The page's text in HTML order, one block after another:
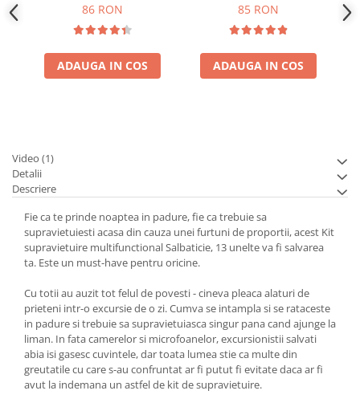
86 RON
ADAUGA IN COS
85 RON
ADAUGA IN COS
Video (1)
Detalii
Descriere
Fie ca te prinde noaptea in padure, fie ca trebuie sa
supravietuiesti acasa din cauza unei furtuni de proportii, acest Kit
supravietuire multifunctional Salbaticie, 13 unelte va fi salvarea
ta. Este un must-have pentru oricine.
Cu totii au auzit tot felul de povesti - cineva pleaca alaturi de
prieteni intr-o excursie de o zi. Cumva se intampla si se rataceste
in padure si trebuie sa supravietuiasca singur pana cand ajunge la
liman. In fata camerelor si microfoanelor, excursionistii salvati
abia isi gasesc cuvintele, dar toata lumea stie ca multe din
greutatile cu care s-au confruntat ar fi putut fi evitate daca ar fi
avut la indemana un astfel de kit de supravietuire.